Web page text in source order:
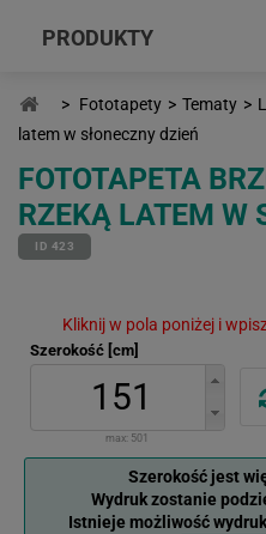
PRODUKTY
> Fototapety > Tematy >
latem w słoneczny dzień
FOTOTAPETA
RZEKĄ LATEM W
ID 423
Kliknij w pola poniżej i
Szerokość [cm]
max: 501
Szerokość jest
Wydruk zostanie
Istnieje możliwość